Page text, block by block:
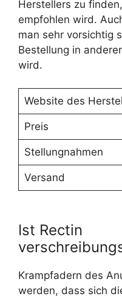
Herstellers zu
empfohlen wird.
man sehr vorsichtig
Bestellung in
wird.
Website des
Preis
Stellungnahmen
Versand
Ist Rectin
Krampfadern des
werden, dass sich